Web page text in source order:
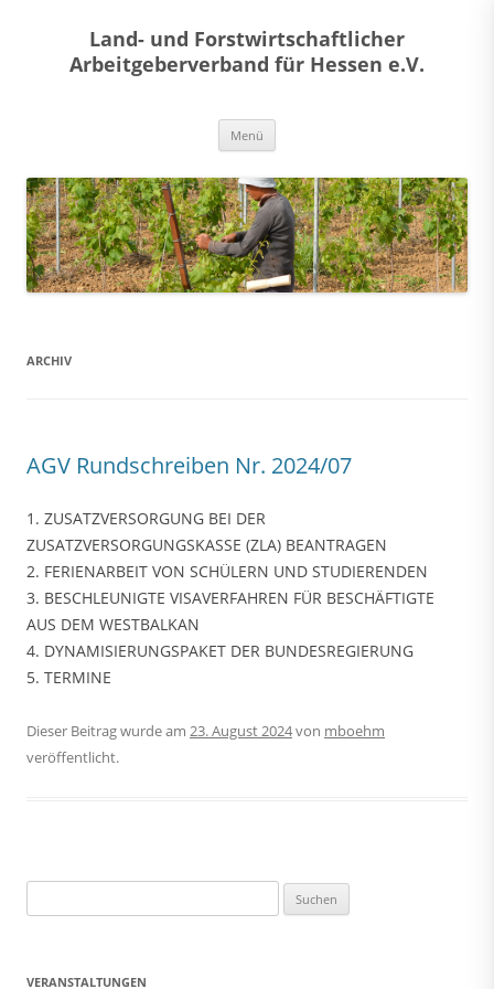
Land- und Forstwirtschaftlicher
Arbeitgeberverband für Hessen e.V.
Menü
ARCHIV
AGV Rundschreiben Nr. 2024/07
1. ZUSATZVERSORGUNG BEI DER
ZUSATZVERSORGUNGSKASSE (ZLA) BEANTRAGEN
2. FERIENARBEIT VON SCHÜLERN UND STUDIERENDEN
3. BESCHLEUNIGTE VISAVERFAHREN FÜR BESCHÄFTIGTE
AUS DEM WESTBALKAN
4. DYNAMISIERUNGSPAKET DER BUNDESREGIERUNG
5. TERMINE
Dieser Beitrag wurde am 23. August 2024von mboehm
veröffentlicht.
nach:
VERANSTALTUNGEN